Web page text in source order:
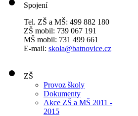
Spojení
Tel. ZŠ a MŠ: 499 882 180
ZŠ mobil: 739 067 191
MŠ mobil: 731 499 661
E-mail: skola@batnovice.cz
ZŠ
Provoz školy
Dokumenty
Akce ZŠ a MŠ 2011 -
2015